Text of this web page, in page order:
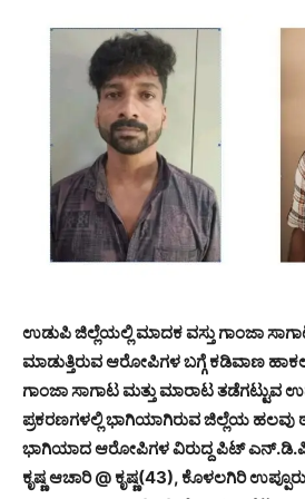
ಉಡುಪಿ ಜಿಲ್ಲೆಯಲ್ಲಿ ಮಾದಕ ವಸ್ತು ಗಾಂಜಾ
ಮಾಡುತ್ತಿರುವ ಆರೋಪಿಗಳ ಬಗ್ಗೆ ಕಡಿವಾಣ
ಗಾಂಜಾ ಸಾಗಾಟ ಮತ್ತು ಮಾರಾಟ ತಡೆಗಟ್ಟುವ
ಪ್ರಕರಣಗಳಲ್ಲಿ ಭಾಗಿಯಾಗಿರುವ ಜಿಲ್ಲೆಯ ಹಲವು
ಭಾಗಿಯಾದ ಆರೋಪಿಗಳ ವಿರುದ್ದ ಪಿಟ್
ಕೃಷ್ಣ ಆಚಾರಿ @ ಕೃಷ್ಣ(43), ಕೊಳಲಗಿರಿ